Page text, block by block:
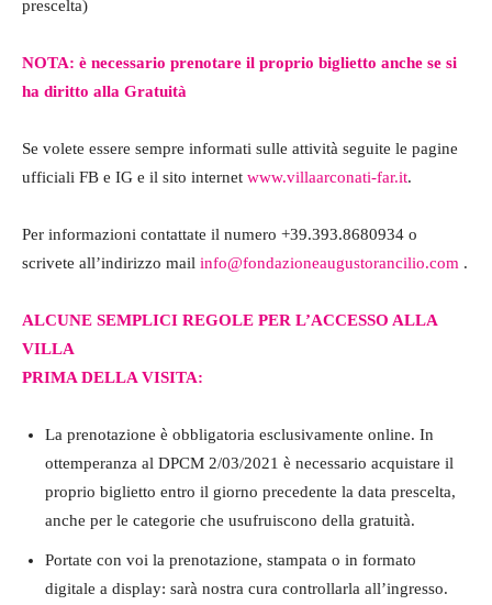
prescelta)
NOTA: è necessario prenotare il proprio biglietto anche se si
ha diritto alla Gratuità
Se volete essere sempre informati sulle attività seguite le pagine
ufficiali FB e IG e il sito internet www.villaarconati-far.it.
Per informazioni contattate il numero +39.393.8680934 o
scrivete all’indirizzo mail info@fondazioneaugustorancilio.com .
ALCUNE SEMPLICI REGOLE PER L’ACCESSO ALLA
VILLA
PRIMA DELLA VISITA:
La prenotazione è obbligatoria esclusivamente online. In
ottemperanza al DPCM 2/03/2021 è necessario acquistare il
proprio biglietto entro il giorno precedente la data prescelta,
anche per le categorie che usufruiscono della gratuità.
Portate con voi la prenotazione, stampata o in formato
digitale a display: sarà nostra cura controllarla all’ingresso.